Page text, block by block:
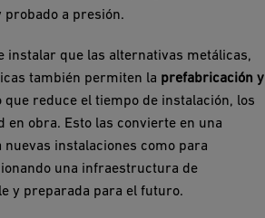
a presión.
instalar que las alternativas metálicas,
también permiten la prefabricación y
que reduce el tiempo de instalación, los
en obra. Esto las convierte en una
instalaciones como para
una infraestructura de
y preparada para el futuro.